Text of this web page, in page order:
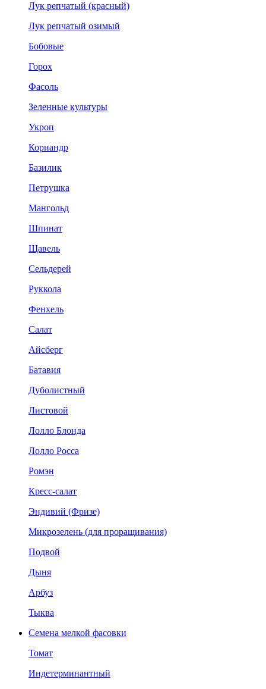
Лук репчатый (красный)
Лук репчатый озимый
Бобовые
Горох
Фасоль
Зеленные культуры
Укроп
Кориандр
Базилик
Петрушка
Мангольд
Шпинат
Щавель
Сельдерей
Руккола
Фенхель
Салат
Айсберг
Батавия
Дуболистный
Листовой
Лолло Блонда
Лолло Росса
Ромэн
Кресс-салат
Эндивий (Фризе)
Микрозелень (для проращивания)
Подвой
Дыня
Арбуз
Тыква
Семена мелкой фасовки
Томат
Индетерминантный